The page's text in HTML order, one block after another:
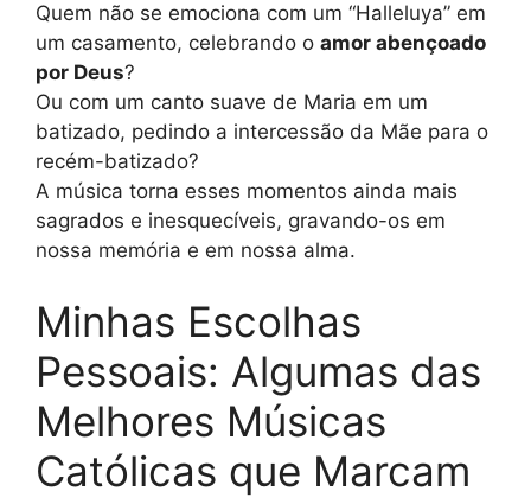
Quem não se emociona com um “Halleluya” em
um casamento, celebrando o amor abençoado
por Deus?
Ou com um canto suave de Maria em um
batizado, pedindo a intercessão da Mãe para o
recém-batizado?
A música torna esses momentos ainda mais
sagrados e inesquecíveis, gravando-os em
nossa memória e em nossa alma.
Minhas Escolhas
Pessoais: Algumas das
Melhores Músicas
Católicas que Marcam